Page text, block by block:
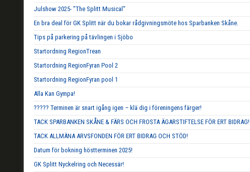
Julshow 2025- "The Splitt Musical"
En bra deal för GK Splitt när du bokar rådgivningsmöte hos Sparbanken Skåne.
Tips på parkering på tävlingen i Sjöbo
Startordning RegionTrean
Startordning RegionFyran Pool 2
Startordning RegionFyran pool 1
Alla Kan Gympa!
????? Terminen är snart igång igen – klä dig i föreningens färger!
TACK SPARBANKEN SKÅNE & FÄRS OCH FROSTA ÄGARSTIFTELSE FÖR ERT BIDRAG!
TACK ALLMÄNA ARVSFONDEN FÖR ERT BIDRAG OCH STÖD!
Datum för bokning höstterminen 2025!
GK Splitt Nyckelring och Necessär!